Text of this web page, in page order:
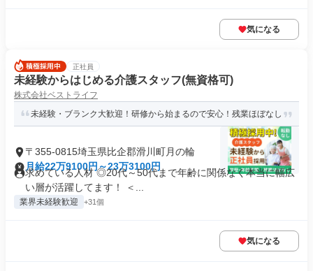
気になる
正社員
未経験からはじめる介護スタッフ(無資格可)
株式会社ベストライフ
未経験・ブランク大歓迎！研修から始まるので安心！残業ほぼなし
〒355-0815埼玉県比企郡滑川町月の輪
月給22万9100円～23万3100円
求めている人材 ◎20代～50代まで年齢に関係なく本当に幅広
い層が活躍してます！ ＜...
業界未経験歓迎 +31個
気になる